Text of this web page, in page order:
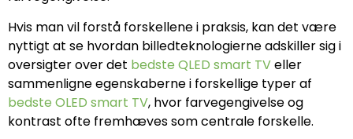
Hvis man vil forstå forskellene i praksis, kan det være
nyttigt at se hvordan billedteknologierne adskiller sig i
oversigter over det bedste QLED smart TVeller
sammenligne egenskaberne i forskellige typer af
bedste OLED smart TV, hvor farvegengivelse og
kontrast ofte fremhæves som centrale forskelle.